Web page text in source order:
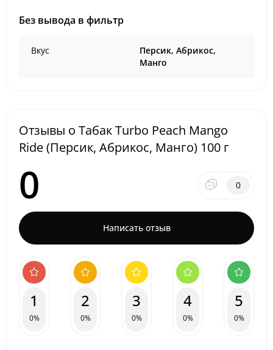
Без вывода в фильтр
Вкус
Персик, Абрикос,
Манго
Отзывы о Табак Turbo Peach Mango
Ride (Персик, Абрикос, Манго) 100 г
0 0
Написать отзыв
1
0%
2
0%
3
0%
4
0%
5
0%